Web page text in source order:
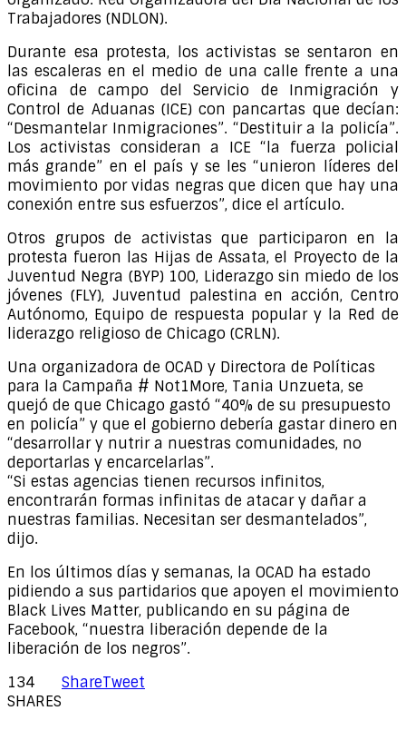
Trabajadores (NDLON).
Durante esa protesta, los activistas se sentaron en
las escaleras en el medio de una calle frente a una
oficina de campo del Servicio de Inmigración y
Control de Aduanas (ICE) con pancartas que decían:
“Desmantelar Inmigraciones”. “Destituir a la policía”.
Los activistas consideran a ICE “la fuerza policial
más grande” en el país y se les “unieron líderes del
movimiento por vidas negras que dicen que hay una
conexión entre sus esfuerzos”, dice el artículo.
Otros grupos de activistas que participaron en la
protesta fueron las Hijas de Assata, el Proyecto de la
Juventud Negra (BYP) 100, Liderazgo sin miedo de los
jóvenes (FLY), Juventud palestina en acción, Centro
Autónomo, Equipo de respuesta popular y la Red de
liderazgo religioso de Chicago (CRLN).
Una organizadora de OCAD y Directora de Políticas
para la Campaña # Not1More, Tania Unzueta, se
quejó de que Chicago gastó “40% de su presupuesto
en policía” y que el gobierno debería gastar dinero en
“desarrollar y nutrir a nuestras comunidades, no
deportarlas y encarcelarlas”.
“Si estas agencias tienen recursos infinitos,
encontrarán formas infinitas de atacar y dañar a
nuestras familias. Necesitan ser desmantelados”,
dijo.
En los últimos días y semanas, la OCAD ha estado
pidiendo a sus partidarios que apoyen el movimiento
Black Lives Matter, publicando en su página de
Facebook, “nuestra liberación depende de la
liberación de los negros”.
134
SHARES
ShareTweet